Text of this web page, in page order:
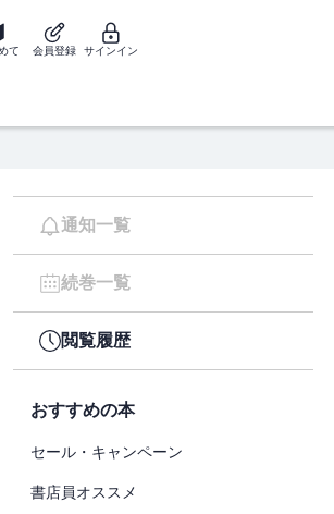
て 会員登録 サインイン
通知一覧
続巻一覧
閲覧履歴
おすすめの本
セール・キャンペーン
書店員オススメ